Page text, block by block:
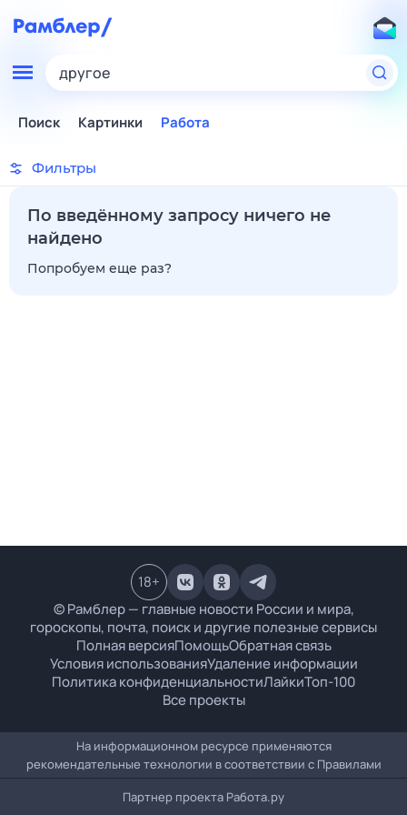
другое
Поиск Картинки Работа
Фильтры
По введённому запросу ничего не
найдено
Попробуем еще раз?
© Рамблер — главные новости России и мира,
гороскопы, почта, поиск и другие полезные сервисы
Полная версияПомощьОбратная связь
Условия использованияУдаление информации
Политика конфиденциальностиЛайкиТоп-100
Все проекты
18+
На информационном ресурсе применяются
рекомендательные технологии в соответствии с Правилами
Партнер проекта Работа.ру